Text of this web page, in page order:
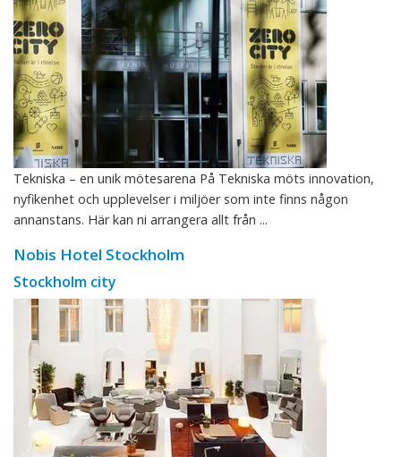
Tekniska – en unik mötesarena På Tekniska möts innovation,
nyfikenhet och upplevelser i miljöer som inte finns någon
annanstans. Här kan ni arrangera allt från ...
Nobis Hotel Stockholm
Stockholm city